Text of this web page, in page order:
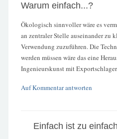
Warum einfach...?
Ökologisch sinnvoller wäre es
an zentraler Stelle auseinander zu
Verwendung zuzuführen. Die
werden müssen wäre das eine
Ingenieurskunst mit
Auf Kommentar antworten
Einfach ist zu